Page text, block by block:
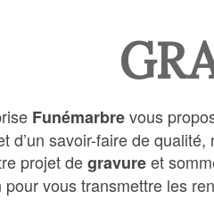
Funémarbrevous
d’un savoir-faire de
projet degravureet
pour vous transmettre les